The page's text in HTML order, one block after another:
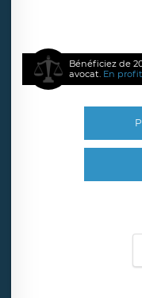
Bénéficiez de
avocat. En